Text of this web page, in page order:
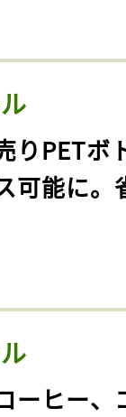
りPETボ
可能に。
ーヒー、